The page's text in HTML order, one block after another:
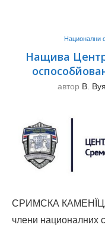
Национални
Нащива
автор В.
СРИМСКА КАМЕНЇЦА
члени националних